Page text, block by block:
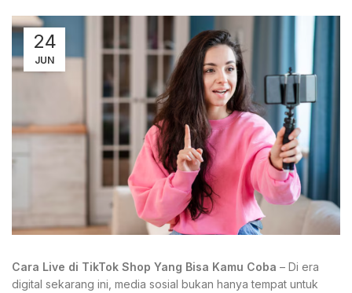
24
JUN
Cara Live di TikTok Shop Yang Bisa Kamu Coba – Di era
digital sekarang ini, media sosial bukan hanya tempat untuk